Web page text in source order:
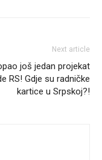
Next article
još jedan projekat
RS! Gdje su radničke
kartice u Srpskoj?!